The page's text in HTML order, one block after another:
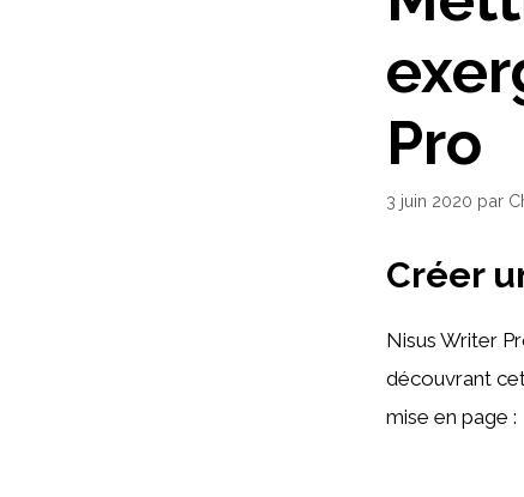
Pro
3 juin 2020 par
Créer
Nisus Writer
découvrant
mise en page :